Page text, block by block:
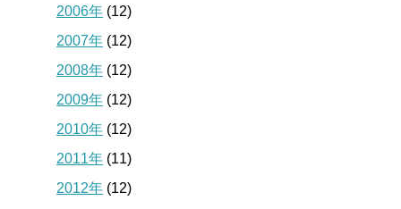
2006年 (12)
2007年 (12)
2008年 (12)
2009年 (12)
2010年 (12)
2011年 (11)
2012年 (12)